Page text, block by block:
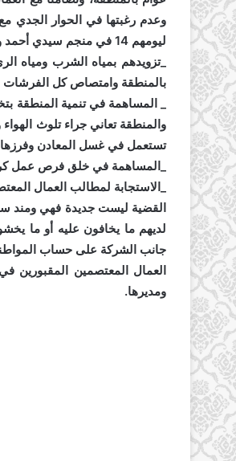
وعدم رغبتها في الحوار الجدي
ليومهم 14 في منجم سيدي أحمد والذي يزيد عمقه عن 800 متر .. تتمثل مطالبهم في :
_تزويدهم بمياه الشرب ومياه
بالمنطقة وامتصاص كل الفرشات
_ المساهمة في تنمية المنطقة
والمنطقة تعاني جراء تلوث الهواء
تستعمل في غسل المعادن وفرزها
_المساهمة في خلق فرص عمل
_الاستجابة لمطالب العمال
القضية ليست جديدة فهي ومند
لديهم ما يخافون عليه أو ما
جانب الشركة على حساب
العمال المعتصمين المقبورين
ومديرها.